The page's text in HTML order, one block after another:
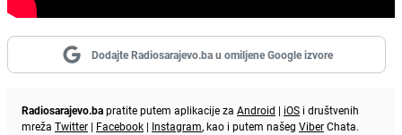
Dodajte Radiosarajevo.ba u omiljene Google izvore
Radiosarajevo.bapratite putem aplikacije za Android | iOS i društvenih
mreža Twitter | Facebook | Instagram, kao i putem našeg ViberChata.